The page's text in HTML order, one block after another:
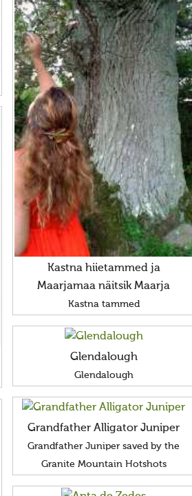
Kastna hiietammed ja
Maarjamaa näitsik Maarja
Kastna tammed
Glendalough
Glendalough
Grandfather Alligator Juniper
Grandfather Juniper saved by the
Granite Mountain Hotshots